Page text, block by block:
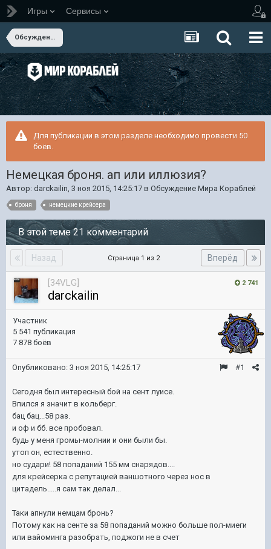
Игры Сервисы
Обсуждение Мира Кораблей
Для публикации в этом разделе необходимо провести 50
боёв.
Немецкая броня. ап или иллюзия?
Автор: darckailin, 3 ноя 2015, 14:25:17 в Обсуждение Мира Кораблей
броня немецкие крейсера
В этой теме 21 комментарий
Назад Вперёд
Страница 1 из 2
2 741
[34VLG]
darckailin
Участник
5 541 публикация
7 878 боёв
#1
Опубликовано: 3 ноя 2015, 14:25:17
Сегодня был интересный бой на сент луисе.
Впился я значит в кольберг.
бац бац...58 раз.
и оф и бб. все пробовал.
будь у меня громы-молнии и они были бы.
утоп он, естественно.
но судари! 58 попаданий 155 мм снарядов....
для крейсерка с репутацией ваншотного через нос в
цитадель.....я сам так делал...
Таки апнули немцам бронь?
Потому как на сенте за 58 попаданий можно больше пол-миеги
или вайоминга разобрать, поджоги не в счет